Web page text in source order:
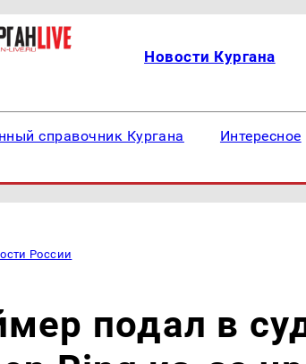
Новости Кургана
справочник Кургана Интересное
России
подал в